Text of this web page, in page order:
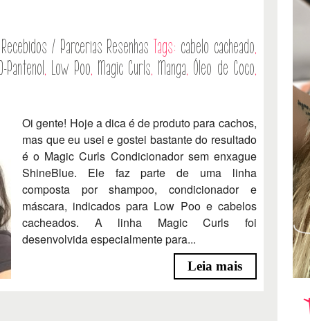
Recebidos / Parcerias Resenhas Tags: cabelo cacheado,
Pantenol, Low Poo, Magic Curls, Manga, Óleo de Coco,
Oi gente! Hoje a dica é de produto para cachos,
mas que eu usei e gostei bastante do resultado
é o Magic Curls Condicionador sem enxague
ShineBlue. Ele faz parte de uma linha
composta por shampoo, condicionador e
máscara, indicados para Low Poo e cabelos
cacheados. A linha Magic Curls foi
desenvolvida especialmente para...
Leia mais